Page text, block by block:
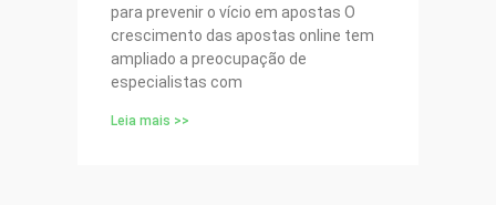
para prevenir o vício em apostas O
crescimento das apostas online tem
ampliado a preocupação de
especialistas com
Leia mais >>